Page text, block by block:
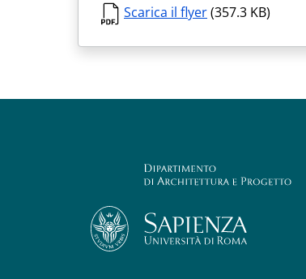
Scarica il flyer(357.3 KB)